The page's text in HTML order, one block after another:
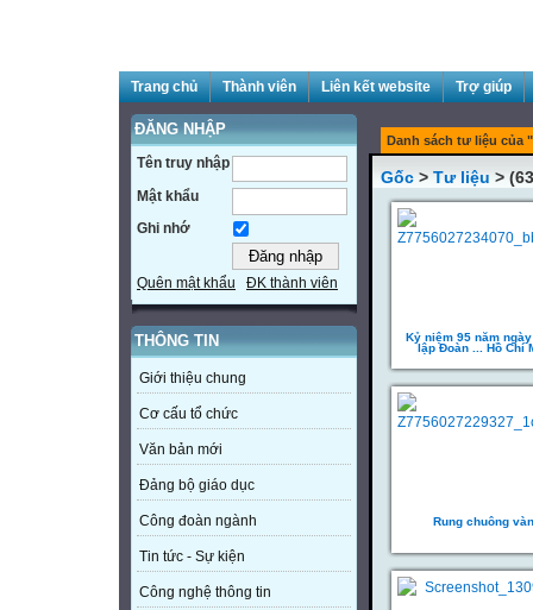
Trang chủ Thành viên Liên kết website Trợ giúp
ĐĂNG NHẬP
Tên truy nhập
Mật khẩu
Ghi nhớ
Quên mật khẩu ĐK thành viên
THÔNG TIN
Giới thiệu chung
Cơ cấu tổ chức
Văn bản mới
Đảng bộ giáo dục
Công đoàn ngành
Tin tức - Sự kiện
Công nghệ thông tin
Danh sách tư liệu của
Gốc > Tư liệu >
Kỷ niệm 95 năm
lập Đoàn ... Hồ Chí
Rung chuông